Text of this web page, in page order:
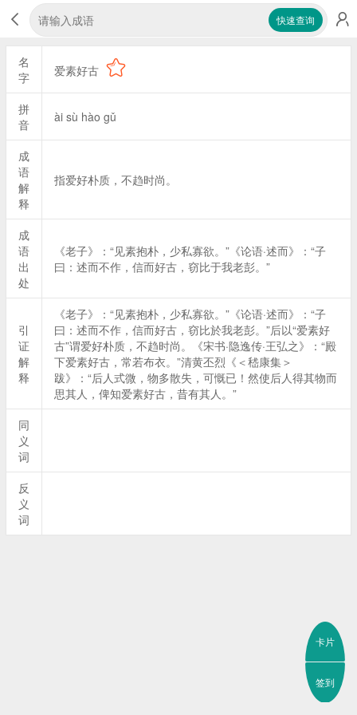
快速查询
名
字
爱素好古
拼
音
ài sù hào gǔ
成
语
解
释
指爱好朴质，不趋时尚。
成
语
出
处
《老子》：“见素抱朴，少私寡欲。”《论语·述而》：“子
曰：述而不作，信而好古，窃比于我老彭。”
引
证
解
释
《老子》：“见素抱朴，少私寡欲。”《论语·述而》：“子
曰：述而不作，信而好古，窃比於我老彭。”后以“爱素好
古”谓爱好朴质，不趋时尚。《宋书·隐逸传·王弘之》：“殿
下爱素好古，常若布衣。”清黄丕烈《＜嵇康集＞
跋》：“后人式微，物多散失，可慨已！然使后人得其物而
思其人，俾知爱素好古，昔有其人。”
同
义
词
反
义
词
卡片
签到